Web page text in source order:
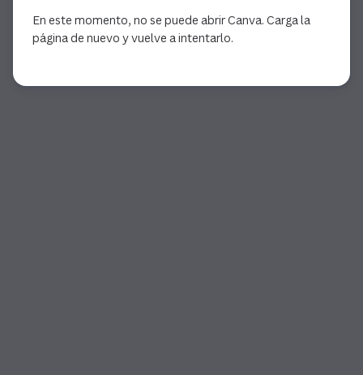
En este momento, no se puede abrir Canva. Carga la
página de nuevo y vuelve a intentarlo.